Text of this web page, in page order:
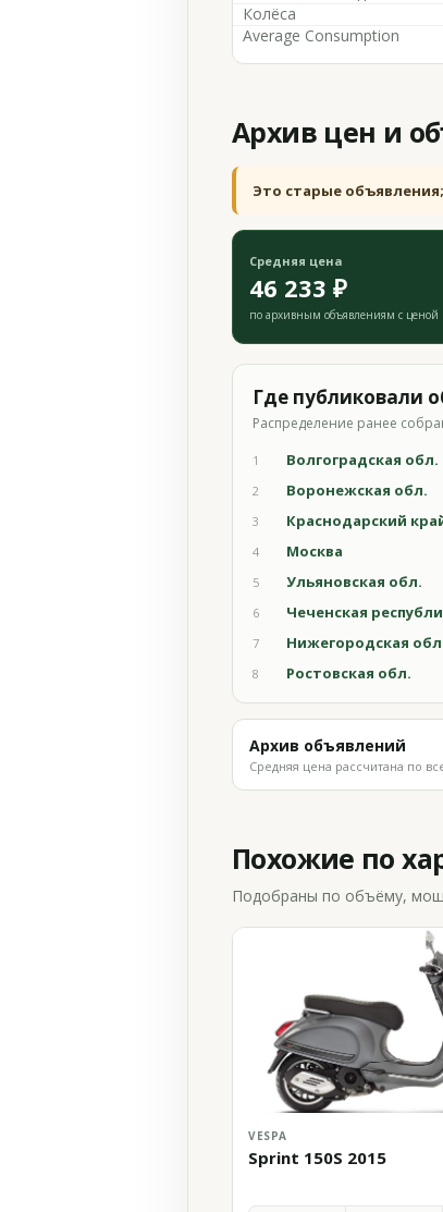
Колёса
Average Consumption
Архив цен и
Это старые
Средняя цена
46 233 ₽
по архивным объявлениям с ценой
Где публиковали
Распределение ранее
1 Волгоградская обл.
2
Воронежская обл.
3
Краснодарский
4
Москва
5
Ульяновская обл.
6
Чеченская
7
Нижегородская
8
Ростовская обл.
Архив объявлений
Средняя цена рассчитана по
Похожие по
Подобраны по объёму,
VESPA
Sprint 150S 2015